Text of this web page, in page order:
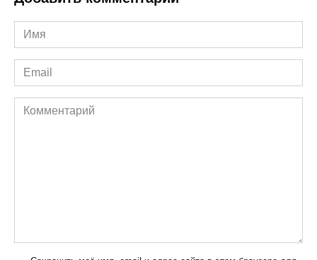
Имя
*
Email
*
Комментарий